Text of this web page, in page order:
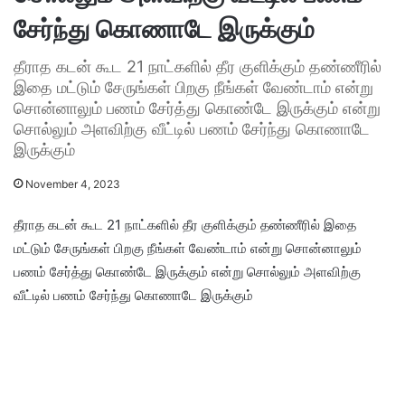
சேர்ந்து கொணாடே இருக்கும்
தீராத கடன் கூட 21 நாட்களில் தீர குளிக்கும் தண்ணீரில்
இதை மட்டும் சேருங்கள் பிறகு நீங்கள் வேண்டாம் என்று
சொன்னாலும் பணம் சேர்த்து கொண்டே இருக்கும் என்று
சொல்லும் அளவிற்கு வீட்டில் பணம் சேர்ந்து கொணாடே
இருக்கும்
November 4, 2023
தீராத கடன் கூட 21 நாட்களில் தீர குளிக்கும் தண்ணீரில் இதை
மட்டும் சேருங்கள் பிறகு நீங்கள் வேண்டாம் என்று சொன்னாலும்
பணம் சேர்த்து கொண்டே இருக்கும் என்று சொல்லும் அளவிற்கு
வீட்டில் பணம் சேர்ந்து கொணாடே இருக்கும்